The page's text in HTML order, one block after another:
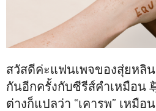
สวัสดีค่ะแฟนเพจของสุ่ยหลิน
กันอีกครั้งกับซีรีส์คำเหมือน
ต่างก็แปลว่า “เคารพ” เหมื